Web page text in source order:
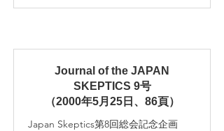
Journal of the JAPAN
SKEPTICS 9号
（2000年5月25日、86頁）
Japan Skeptics第8回総会記念企画